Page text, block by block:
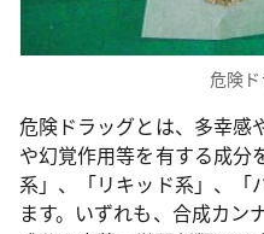
危険
危険ドラッグとは、多幸感
や幻覚作用等を有する成分
系」、「リキッド系」、「
ます。いずれも、合成カン